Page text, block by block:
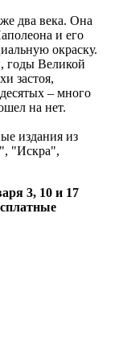
два века. Она
и его
окраску.
годы Великой
застоя,
– много
на нет.
издания из
"Искра",
3, 10 и 17